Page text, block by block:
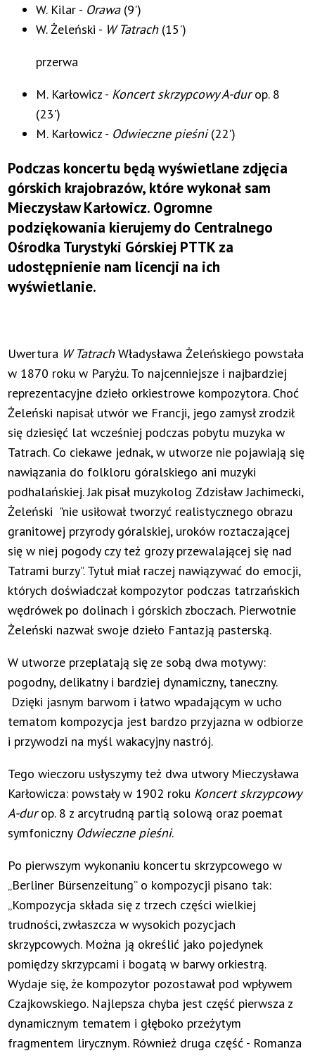
W. Kilar - Orawa (9')
W. Żeleński - W Tatrach(15')
przerwa
M. Karłowicz - Koncert skrzypcowy A-durop. 8
(23')
M. Karłowicz - Odwieczne pieśni(22')
Podczas koncertu będą wyświetlane zdjęcia
górskich krajobrazów, które wykonał sam
Mieczysław Karłowicz. Ogromne
podziękowania kierujemy do Centralnego
Ośrodka Turystyki Górskiej PTTK za
udostępnienie nam licencji na ich
wyświetlanie.
Uwertura W TatrachWładysława Żeleńskiego powstała
w 1870 roku w Paryżu. To najcenniejsze i najbardziej
reprezentacyjne dzieło orkiestrowe kompozytora. Choć
Żeleński napisał utwór we Francji, jego zamysł zrodził
się dziesięć lat wcześniej podczas pobytu muzyka w
Tatrach. Co ciekawe jednak, w utworze nie pojawiają się
nawiązania do folkloru góralskiego ani muzyki
podhalańskiej. Jak pisał muzykolog Zdzisław Jachimecki,
Żeleński "nie usiłował tworzyć realistycznego obrazu
granitowej przyrody góralskiej, uroków roztaczającej
się w niej pogody czy też grozy przewalającej się nad
Tatrami burzy”. Tytuł miał raczej nawiązywać do emocji,
których doświadczał kompozytor podczas tatrzańskich
wędrówek po dolinach i górskich zboczach. Pierwotnie
Żeleński nazwał swoje dzieło Fantazją pasterską.
W utworze przeplatają się ze sobą dwa motywy:
pogodny, delikatny i bardziej dynamiczny, taneczny.
Dzięki jasnym barwom i łatwo wpadającym w ucho
tematom kompozycja jest bardzo przyjazna w odbiorze
i przywodzi na myśl wakacyjny nastrój.
Tego wieczoru usłyszymy też dwa utwory Mieczysława
Karłowicza: powstały w 1902 roku Koncert skrzypcowy
A-durop. 8 z arcytrudną partią solową oraz poemat
symfoniczny Odwieczne pieśni.
Po pierwszym wykonaniu koncertu skrzypcowego w
„Berliner Bürsenzeitung” o kompozycji pisano tak:
„Kompozycja składa się z trzech części wielkiej
trudności, zwłaszcza w wysokich pozycjach
skrzypcowych. Można ją określić jako pojedynek
pomiędzy skrzypcami i bogatą w barwy orkiestrą.
Wydaje się, że kompozytor pozostawał pod wpływem
Czajkowskiego. Najlepsza chyba jest część pierwsza z
dynamicznym tematem i głęboko przeżytym
fragmentem lirycznym. Również druga część - Romanza